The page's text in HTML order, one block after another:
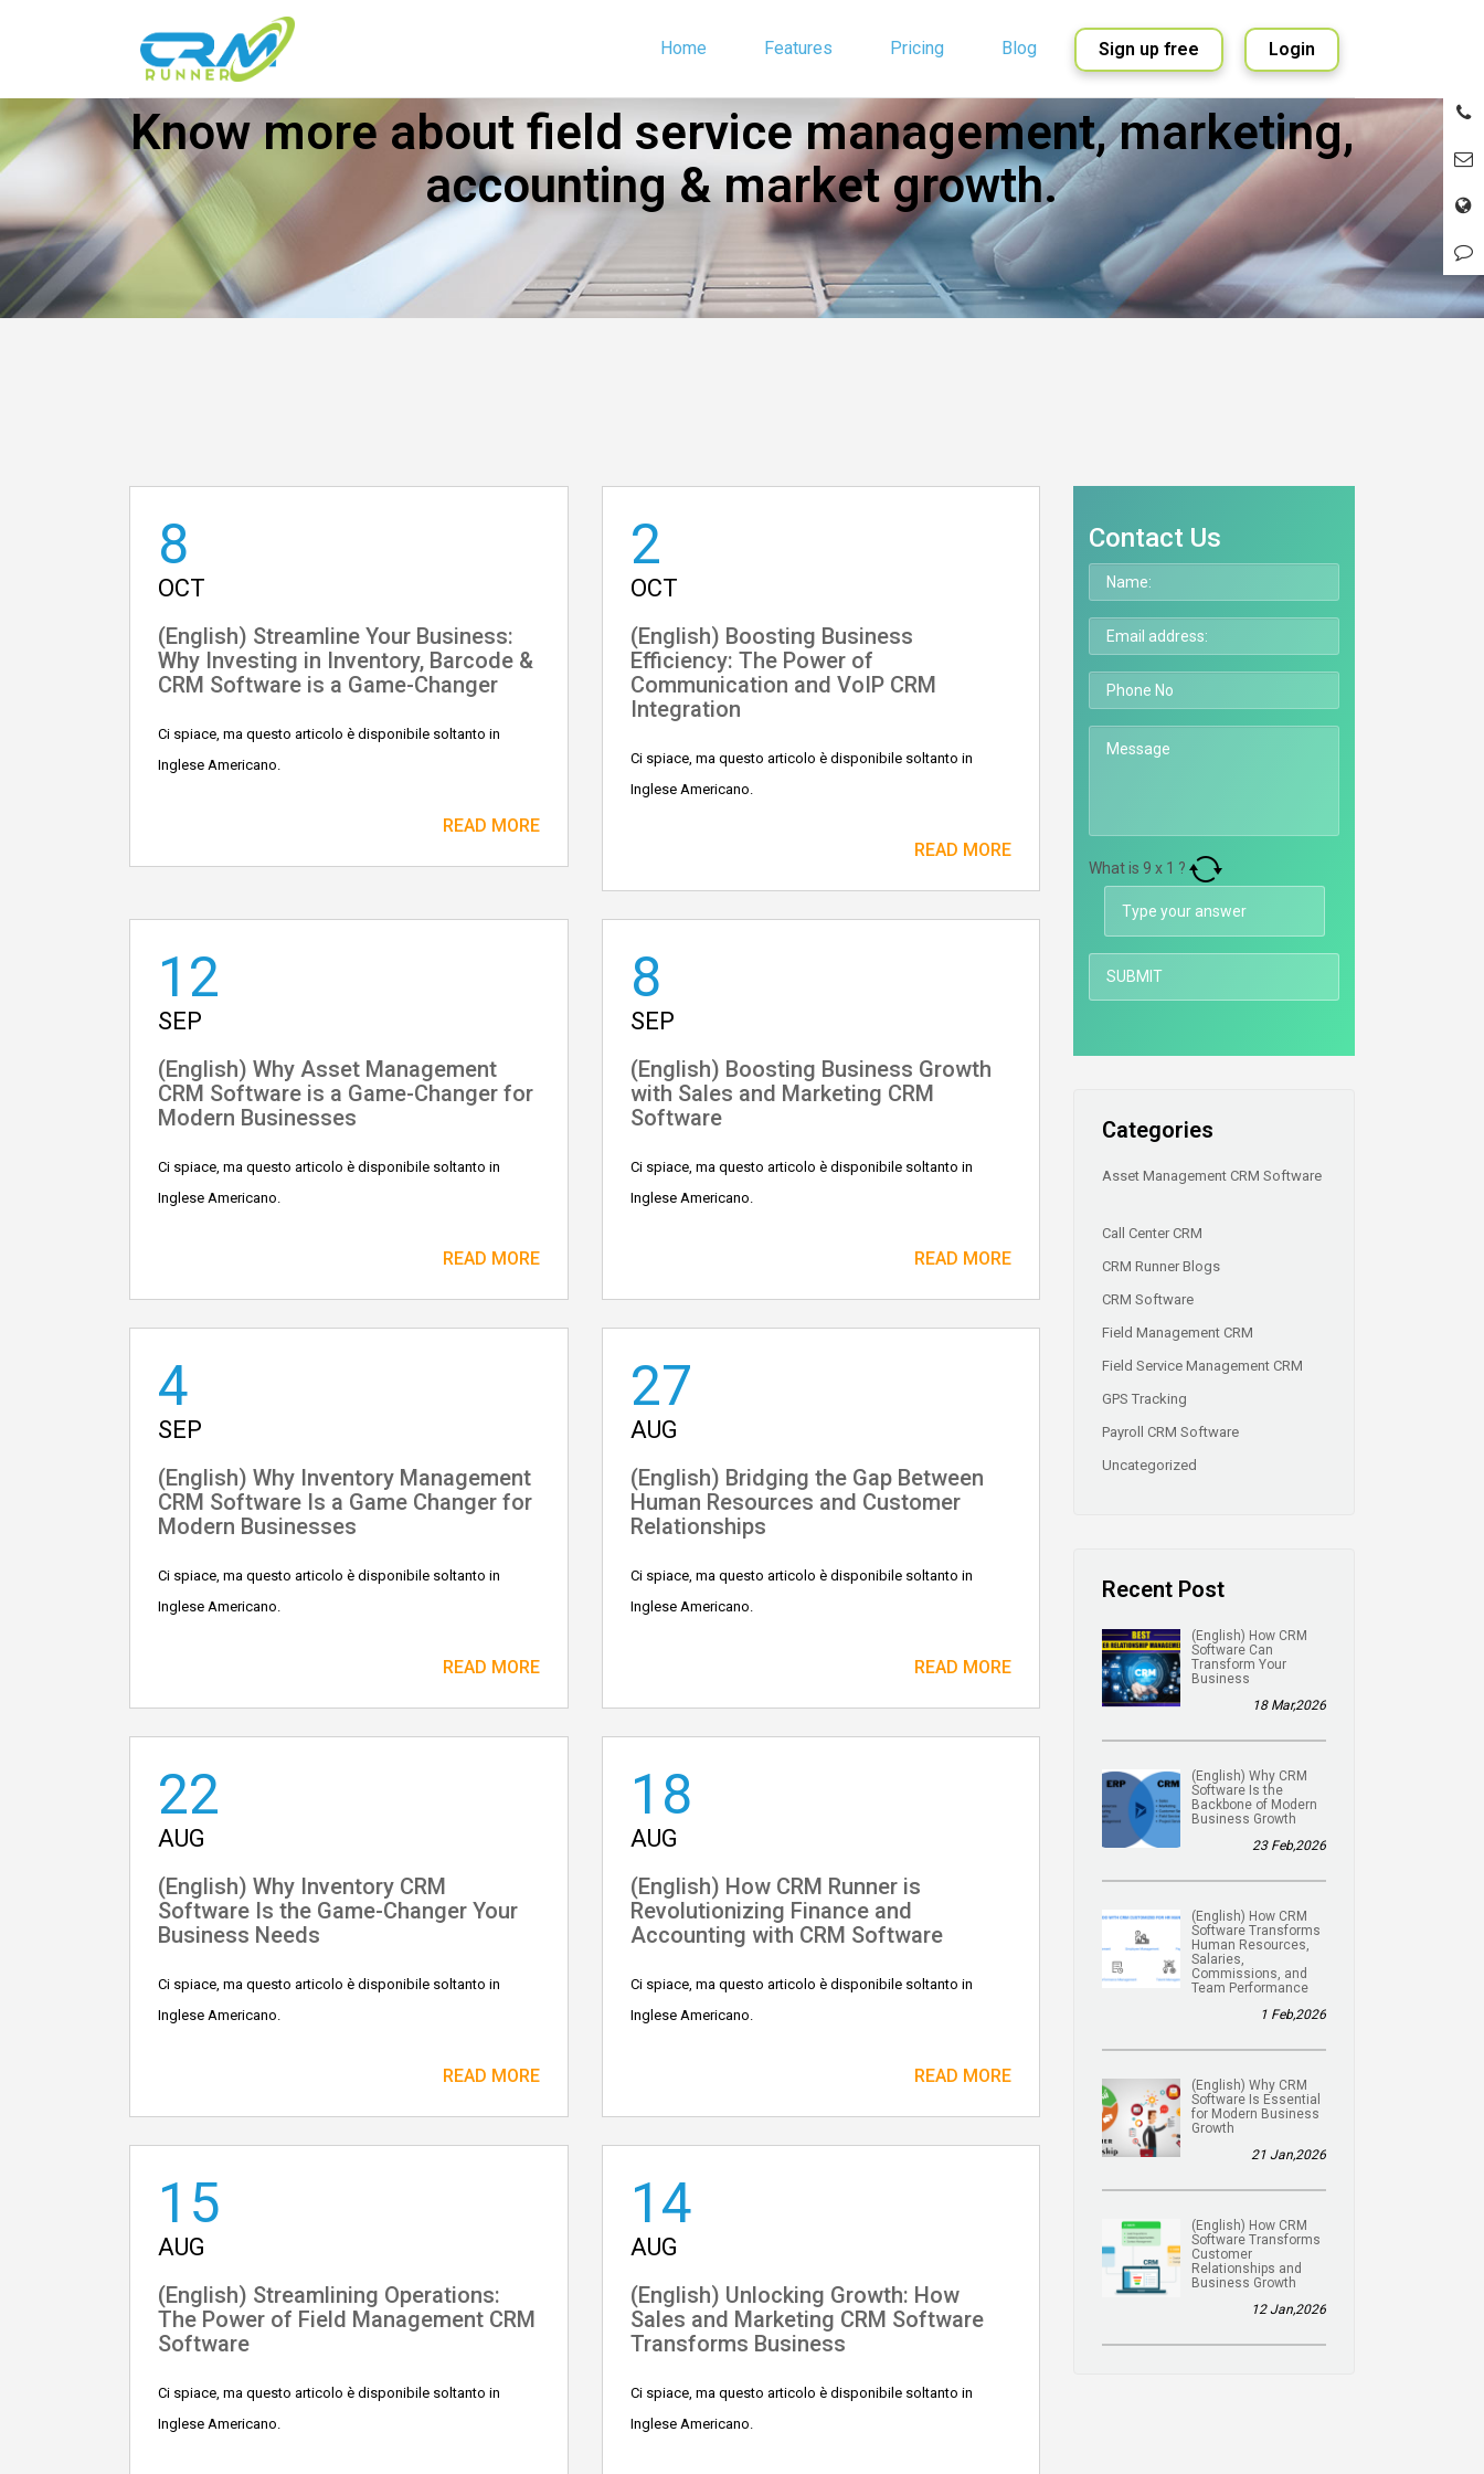
Home Features Pricing Blog
English
Spanish
Sign up free Login
Know more about field service management, marketing,
accounting & market growth.
8
OCT
(English) Streamline Your Business:
Why Investing in Inventory, Barcode &
CRM Software is a Game-Changer
Ci spiace, ma questo articolo è disponibile soltanto in
Inglese Americano.
READ MORE
2
OCT
(English) Boosting Business
Efficiency: The Power of
Communication and VoIP CRM
Integration
Ci spiace, ma questo articolo è disponibile soltanto in
Inglese Americano.
READ MORE
12
SEP
(English) Why Asset Management
CRM Software is a Game-Changer for
Modern Businesses
Ci spiace, ma questo articolo è disponibile soltanto in
Inglese Americano.
READ MORE
8
SEP
(English) Boosting Business Growth
with Sales and Marketing CRM
Software
Ci spiace, ma questo articolo è disponibile soltanto in
Inglese Americano.
READ MORE
4
SEP
(English) Why Inventory Management
CRM Software Is a Game Changer for
Modern Businesses
Ci spiace, ma questo articolo è disponibile soltanto in
Inglese Americano.
READ MORE
27
AUG
(English) Bridging the Gap Between
Human Resources and Customer
Relationships
Ci spiace, ma questo articolo è disponibile soltanto in
Inglese Americano.
READ MORE
22
AUG
(English) Why Inventory CRM
Software Is the Game-Changer Your
Business Needs
Ci spiace, ma questo articolo è disponibile soltanto in
Inglese Americano.
READ MORE
18
AUG
(English) How CRM Runner is
Revolutionizing Finance and
Accounting with CRM Software
Ci spiace, ma questo articolo è disponibile soltanto in
Inglese Americano.
READ MORE
15
AUG
(English) Streamlining Operations:
The Power of Field Management CRM
Software
Ci spiace, ma questo articolo è disponibile soltanto in
Inglese Americano.
14
AUG
(English) Unlocking Growth: How
Sales and Marketing CRM Software
Transforms Business
Ci spiace, ma questo articolo è disponibile soltanto in
Inglese Americano.
Contact Us
What is 9 x 1 ?
Categories
Asset Management CRM Software
Call Center CRM
CRM Runner Blogs
CRM Software
Field Management CRM
Field Service Management CRM
GPS Tracking
Payroll CRM Software
Uncategorized
Recent Post
(English) How CRM
Software Can
Transform Your
Business
18 Mar,2026
(English) Why CRM
Software Is the
Backbone of Modern
Business Growth
23 Feb,2026
(English) How CRM
Software Transforms
Human Resources,
Salaries,
Commissions, and
Team Performance
1 Feb,2026
(English) Why CRM
Software Is Essential
for Modern Business
Growth
21 Jan,2026
(English) How CRM
Software Transforms
Customer
Relationships and
Business Growth
12 Jan,2026